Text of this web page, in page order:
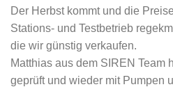
Der Herbst kommt und die
Stations- und Testbetrieb
die wir günstig verkaufen.
Matthias aus dem SIREN Team
geprüft und wieder mit Pumpen